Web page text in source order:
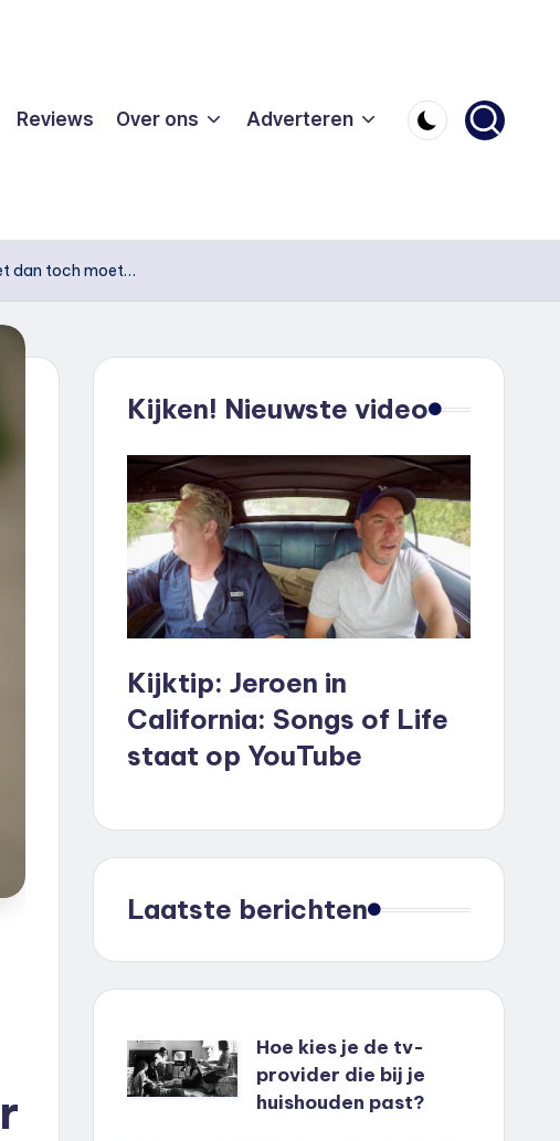
Reviews Over ons Adverteren
dan toch moet…
Kijken! Nieuwste video
Kijktip: Jeroen in
California: Songs of Life
staat op YouTube
Laatste berichten
Hoe kies je de tv-
provider die bij je
huishouden past?